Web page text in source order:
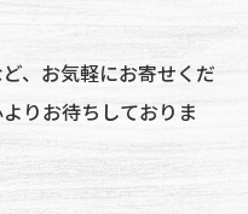
、お気軽にお寄せくだ
りお待ちしておりま